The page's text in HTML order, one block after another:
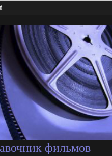
фильмов